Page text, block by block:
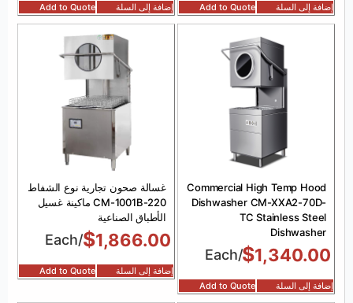
إضافة إلى السلة Add to Quote إضافة إلى السلة Add to Quote
Commercial High Temp Hood
Dishwasher CM-XXA2-70D-
TC Stainless Steel
Dishwasher
$1,340.00
/Each
إضافة إلى السلة Add to Quote
غسالة صحون تجارية نوع الشفاط
CM-1001B-220 ماكينة غسيل
الأطباق الصناعية
$1,866.00
/Each
إضافة إلى السلة Add to Quote